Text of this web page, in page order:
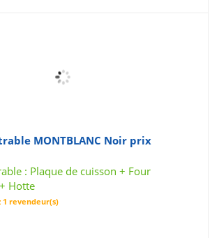
MONTBLANC Noir prix
: Plaque de cuisson + Four
Hotte
1 revendeur(s)